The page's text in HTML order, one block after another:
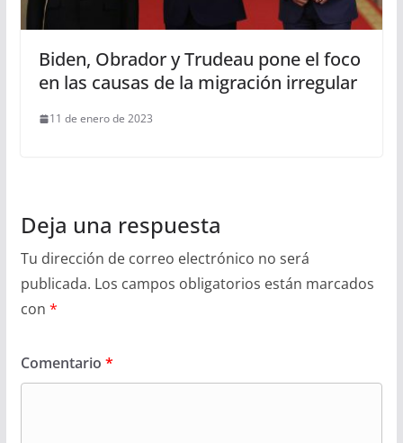
Biden, Obrador y Trudeau pone el foco
en las causas de la migración irregular
11 de enero de 2023
Deja una respuesta
Tu dirección de correo electrónico no será
publicada. Los campos obligatorios están marcados
con *
Comentario *